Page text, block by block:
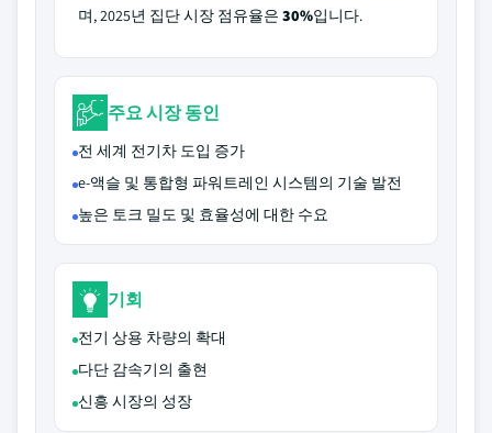
며, 2025년 집단 시장 점유율은 30%입니다.
주요 시장 동인
전 세계 전기차 도입 증가
e-액슬 및 통합형 파워트레인 시스템의 기술 발전
높은 토크 밀도 및 효율성에 대한 수요
기회
전기 상용 차량의 확대
다단 감속기의 출현
신흥 시장의 성장